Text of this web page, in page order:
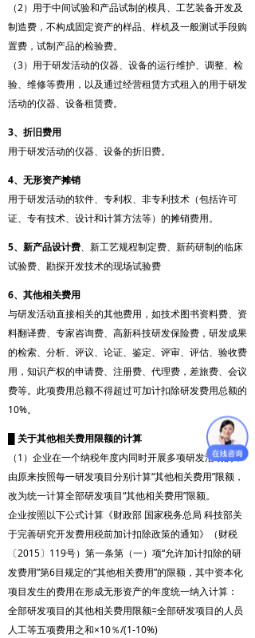
（2）用于中间试验和产品试制的模具、工艺装备开发及
制造费，不构成固定资产的样品、样机及一般测试手段购
置费，试制产品的检验费。
（3）用于研发活动的仪器、设备的运行维护、调整、检
验、维修等费用，以及通过经营租赁方式租入的用于研发
活动的仪器、设备租赁费。
3、折旧费用
用于研发活动的仪器、设备的折旧费。
4、无形资产摊销
用于研发活动的软件、专利权、非专利技术（包括许可
证、专有技术、设计和计算方法等）的摊销费用。
5、新产品设计费、新工艺规程制定费、新药研制的临床
试验费、勘探开发技术的现场试验费
6、其他相关费用
与研发活动直接相关的其他费用，如技术图书资料费、资
料翻译费、专家咨询费、高新科技研发保险费，研发成果
的检索、分析、评议、论证、鉴定、评审、评估、验收费
用，知识产权的申请费、注册费、代理费，差旅费、会议
费等。此项费用总额不得超过可加计扣除研发费用总额的
10%。
关于其他相关费用限额的计算
（1）企业在一个纳税年度内同时开展多项研发活动的，
由原来按照每一研发项目分别计算“其他相关费用”限额，
改为统一计算全部研发项目“其他相关费用”限额。
企业按照以下公式计算《财政部 国家税务总局 科技部关
于完善研究开发费用税前加计扣除政策的通知》（财税
〔2015〕119号）第一条第（一）项“允许加计扣除的研
发费用”第6目规定的“其他相关费用”的限额，其中资本化
项目发生的费用在形成无形资产的年度统一纳入计算：
全部研发项目的其他相关费用限额=全部研发项目的人员
人工等五项费用之和×10％/(1-10%)